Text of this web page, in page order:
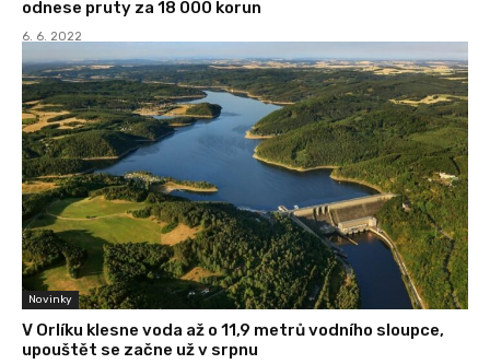
odnese pruty za 18 000 korun
6. 6. 2022
Novinky
V Orlíku klesne voda až o 11,9 metrů vodního sloupce,
upouštět se začne už v srpnu